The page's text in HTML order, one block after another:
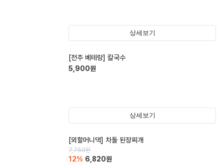
상세보기
[전주 베테랑] 칼국수
5,900원
상세보기
[외할머니댁] 차돌 된장찌개
7,750원
12% 6,820원